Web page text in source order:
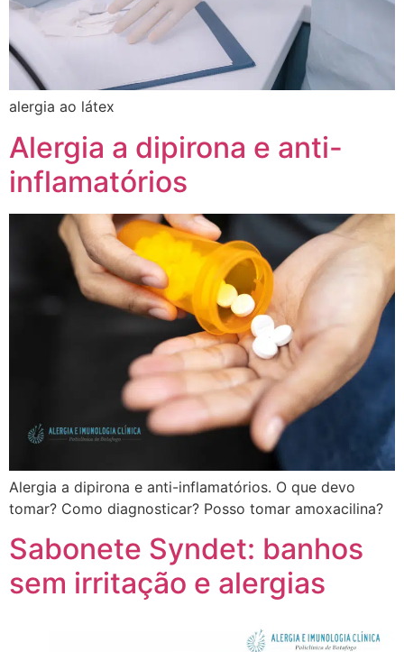
alergia ao látex
Alergia a dipirona e anti-
inflamatórios
Alergia a dipirona e anti-inflamatórios. O que devo
tomar? Como diagnosticar? Posso tomar amoxacilina?
Sabonete Syndet: banhos
sem irritação e alergias